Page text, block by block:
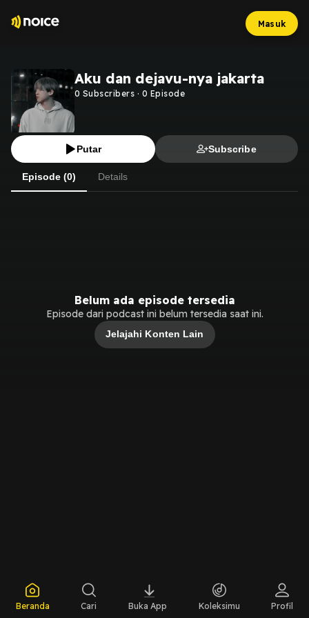
Masuk
Aku dan dejavu-nya jakarta
0 Subscribers · 0 Episode
Putar Subscribe
Episode (0) Details
Belum ada episode tersedia
Episode dari podcast ini belum tersedia saat ini.
Jelajahi Konten Lain
Beranda Cari Buka App Koleksimu Profil